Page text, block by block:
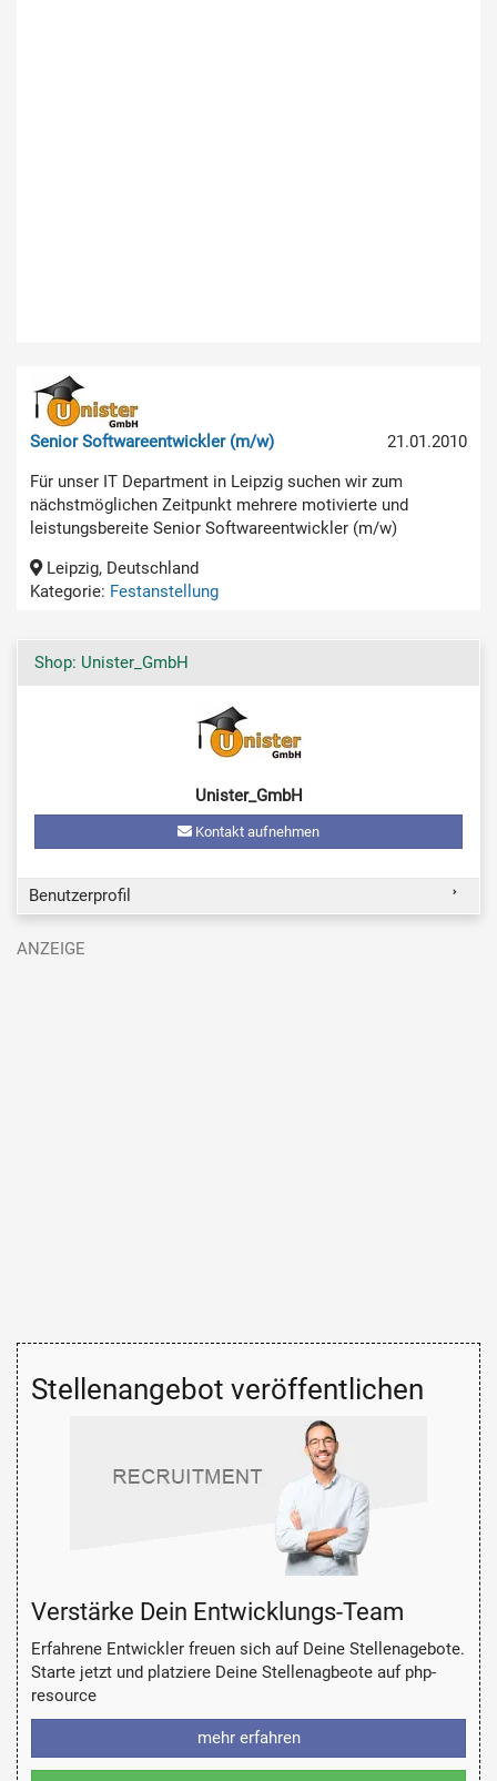
21.01.2010
Senior Softwareentwickler (m/w)
Für unser IT Department in Leipzig suchen wir zum
nächstmöglichen Zeitpunkt mehrere motivierte und
leistungsbereite Senior Softwareentwickler (m/w)
Leipzig, Deutschland
Kategorie: Festanstellung
Shop: Unister_GmbH
Unister_GmbH
Kontakt aufnehmen
Benutzerprofil
Stellenangebot veröffentlichen
Verstärke Dein Entwicklungs-Team
Erfahrene Entwickler freuen sich auf Deine Stellenagebote.
Starte jetzt und platziere Deine Stellenagbeote auf php-
resource
mehr erfahren